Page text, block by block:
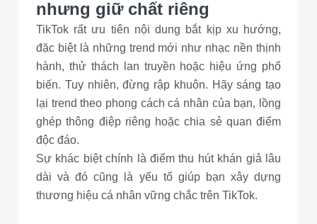
nhưng giữ chất riêng
TikTok rất ưu tiên nội dung bắt kịp xu hướng,
đặc biệt là những trend mới như nhạc nền thịnh
hành, thử thách lan truyền hoặc hiệu ứng phổ
biến. Tuy nhiên, đừng rập khuôn. Hãy sáng tạo
lại trend theo phong cách cá nhân của bạn, lồng
ghép thông điệp riêng hoặc chia sẻ quan điểm
độc đáo.
Sự khác biệt chính là điểm thu hút khán giả lâu
dài và đó cũng là yếu tố giúp bạn xây dựng
thương hiệu cá nhân vững chắc trên TikTok.